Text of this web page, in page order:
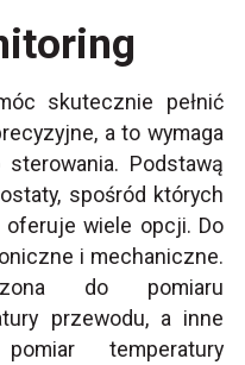
skutecznie pełnić
a to wymaga
Podstawą
spośród których
oferuje wiele opcji. Do
i mechaniczne.
do pomiaru
przewodu, a inne
temperatury